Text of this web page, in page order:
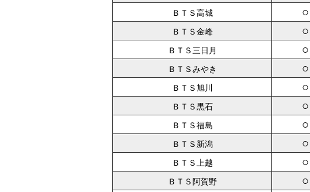
ＢＴＳ高城 ○
ＢＴＳ金峰 ○
ＢＴＳ三日月 ○
ＢＴＳみやき ○
ＢＴＳ旭川 ○
ＢＴＳ黒石 ○
ＢＴＳ福島 ○
ＢＴＳ新潟 ○
ＢＴＳ上越 ○
ＢＴＳ阿賀野 ○